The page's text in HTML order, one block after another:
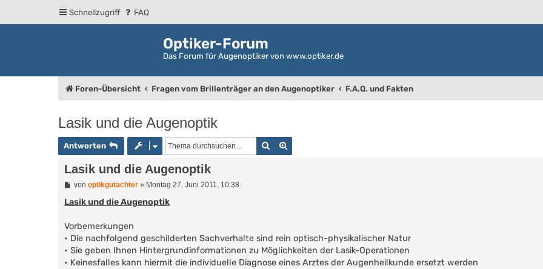
Schnellzugriff FAQ
Optiker-Forum
Das Forum für Augenoptiker von www.optiker.de
Foren-Übersicht Fragen vom Brillenträger an den Augenoptiker F.A.Q. und Fakten
Lasik und die Augenoptik
Antworten Suche
Lasik und die Augenoptik
B
i
a
g
von optikgutachter» Montag 27. Juni 2011, 10:38
Lasik und die Augenoptik
Vorbemerkungen
• Die nachfolgend geschilderten Sachverhalte sind rein optisch-physikalischer Natur
• Sie geben Ihnen Hintergrundinformationen zu Möglichkeiten der Lasik-Operationen
• Keinesfalles kann hiermit die individuelle Diagnose eines Arztes der Augenheilkunde ersetzt werden